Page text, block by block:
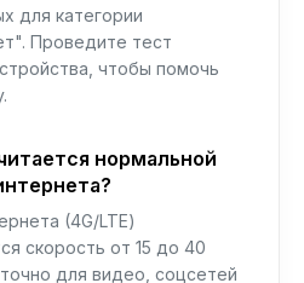
для категории
Проведите тест
чтобы помочь
нормальной
(4G/LTE)
скорость от 15 до 40
для видео, соцсетей